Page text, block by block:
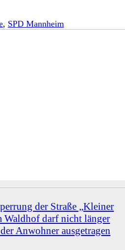
, SPD Mannheim
der Straße „Kleiner
Waldhof darf nicht länger
Anwohner ausgetragen